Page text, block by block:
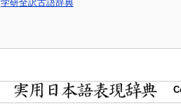
学研全訳古語辞典